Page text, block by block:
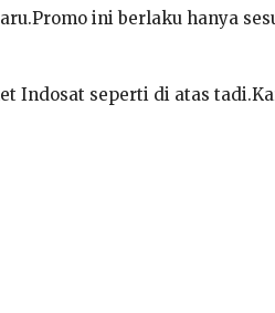
ini berlaku hanya
seperti di atas